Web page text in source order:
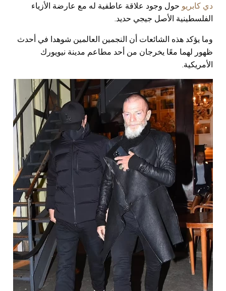
دي كابريو حول وجود علاقة عاطفية له مع عارضة الأزياء
الفلسطينية الأصل جيجي حديد.
وما يؤكد هذه الشائعات أن النجمين العالمين شوهدا في أحدث
ظهور لهما معًا يخرجان من أحد مطاعم مدينة نيويورك
الأمريكية.